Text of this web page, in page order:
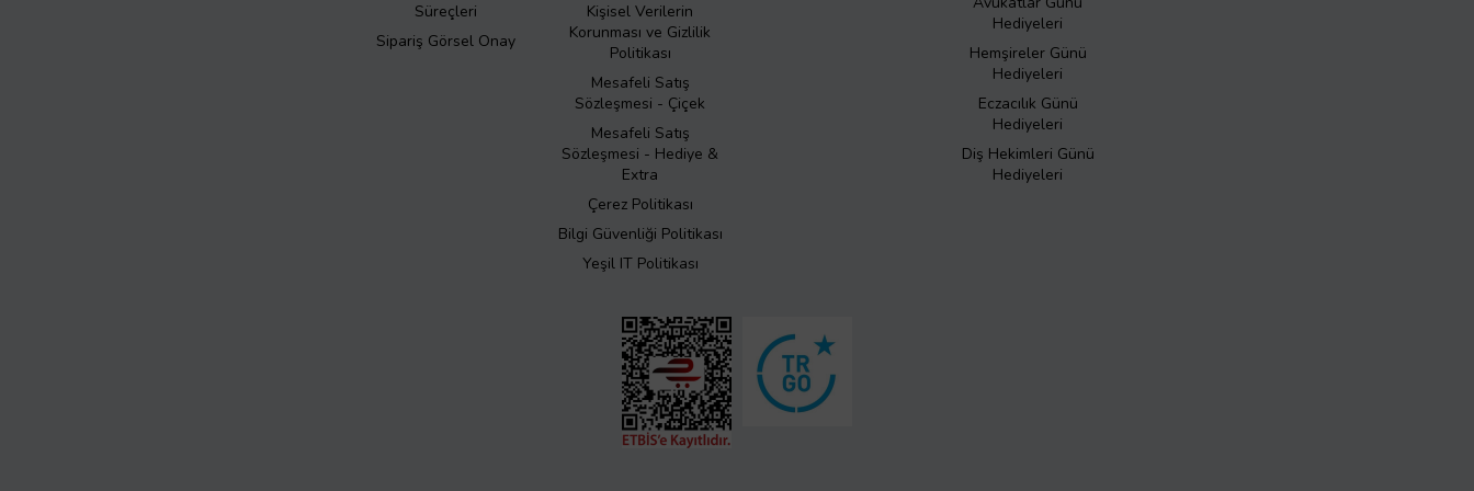
Süreçleri
Sipariş Görsel Onay
Kişisel Verilerin
Korunması ve Gizlilik
Politikası
Mesafeli Satış
Sözleşmesi - Çiçek
Mesafeli Satış
Sözleşmesi - Hediye &
Extra
Çerez Politikası
Bilgi Güvenliği Politikası
Yeşil IT Politikası
Hediyeleri
Hemşireler Günü
Hediyeleri
Eczacılık Günü
Hediyeleri
Diş Hekimleri Günü
Hediyeleri